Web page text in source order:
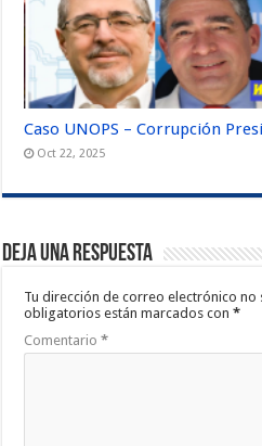
Caso UNOPS – Corrupción
Oct 22, 2025
Deja una respuesta
Tu dirección de correo electrónico no
obligatorios están marcados con*
Comentario*